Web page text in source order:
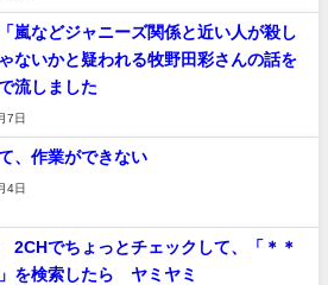
嵐などジャニーズ関係と近い人が殺し
ないかと疑われる牧野田彩さんの話を
流しました
7日
、作業ができない
4日
2CHでちょっとチェックして、「＊＊
を検索したら ヤミヤミ